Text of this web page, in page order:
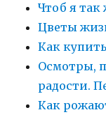
Чтоб я так
Цветы
Как
Осмотры,
радости.
Как